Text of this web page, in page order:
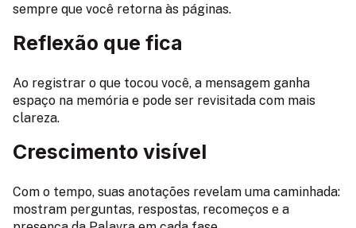
sempre que você retorna às páginas.
Reflexão que fica
Ao registrar o que tocou você, a mensagem ganha
espaço na memória e pode ser revisitada com mais
clareza.
Crescimento visível
Com o tempo, suas anotações revelam uma caminhada:
mostram perguntas, respostas, recomeços e a